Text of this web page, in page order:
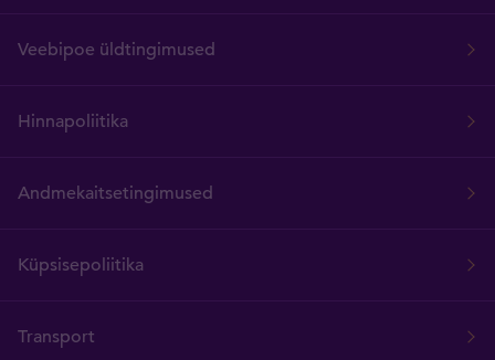
Veebipoe üldtingimused
Hinnapoliitika
Andmekaitsetingimused
Küpsisepoliitika
Transport